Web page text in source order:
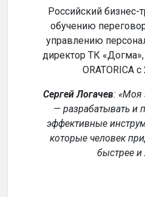
Российский бизнес-
обучению
управлению
директор ТК
ORATORICA
Сергей Логачев: Моя
— разрабатывать и
эффективные
которые человек
быстрее и